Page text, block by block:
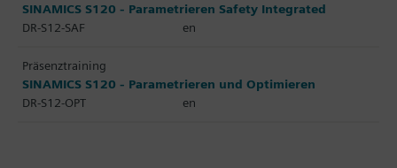
SINAMICS S120 - Parametrieren Safety Integrated
DR-S12-SAF
en
Präsenztraining
SINAMICS S120 - Parametrieren und Optimieren
DR-S12-OPT
en